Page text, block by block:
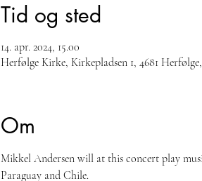
Tid og sted
14. apr. 2024, 15.00
Herfølge Kirke, Kirkepladsen 1, 4681
Om
Mikkel Andersen will at this concert play
Paraguay and Chile.